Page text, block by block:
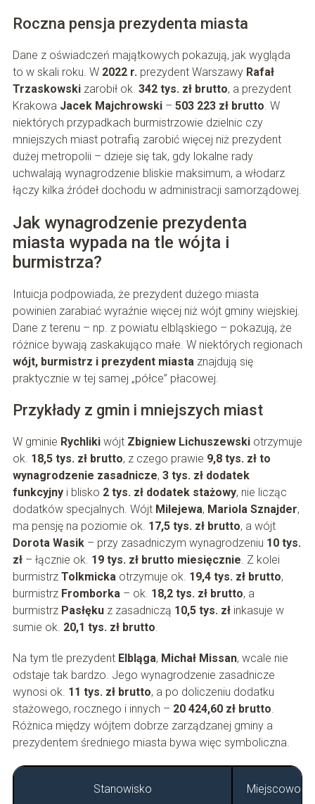
Roczna pensja prezydenta miasta
Dane z oświadczeń majątkowych pokazują, jak wygląda
to w skali roku. W 2022 r.prezydent Warszawy Rafał
Trzaskowskizarobił ok. 342 tys. zł brutto, a prezydent
Krakowa Jacek Majchrowski– 503 223 zł brutto. W
niektórych przypadkach burmistrzowie dzielnic czy
mniejszych miast potrafią zarobić więcej niż prezydent
dużej metropolii – dzieje się tak, gdy lokalne rady
uchwalają wynagrodzenie bliskie maksimum, a włodarz
łączy kilka źródeł dochodu w administracji samorządowej.
Jak wynagrodzenie prezydenta
miasta wypada na tle wójta i
burmistrza?
Intuicja podpowiada, że prezydent dużego miasta
powinien zarabiać wyraźnie więcej niż wójt gminy wiejskiej.
Dane z terenu – np. z powiatu elbląskiego – pokazują, że
różnice bywają zaskakująco małe. W niektórych regionach
wójt, burmistrz i prezydent miastaznajdują się
praktycznie w tej samej „półce” płacowej.
Przykłady z gmin i mniejszych miast
W gminie Rychlikiwójt Zbigniew Lichuszewskiotrzymuje
ok. 18,5 tys. zł brutto, z czego prawie 9,8 tys. zł to
wynagrodzenie zasadnicze, 3 tys. zł dodatek
funkcyjnyi blisko 2 tys. zł dodatek stażowy, nie licząc
dodatków specjalnych. Wójt Milejewa, Mariola Sznajder,
ma pensję na poziomie ok. 17,5 tys. zł brutto, a wójt
Dorota Wasik– przy zasadniczym wynagrodzeniu 10 tys.
zł– łącznie ok. 19 tys. zł brutto miesięcznie. Z kolei
burmistrz Tolkmickaotrzymuje ok. 19,4 tys. zł brutto,
burmistrz Fromborka– ok. 18,2 tys. zł brutto, a
burmistrz Pasłękuz zasadniczą 10,5 tys. złinkasuje w
sumie ok. 20,1 tys. zł brutto.
Na tym tle prezydent Elbląga, Michał Missan, wcale nie
odstaje tak bardzo. Jego wynagrodzenie zasadnicze
wynosi ok. 11 tys. zł brutto, a po doliczeniu dodatku
stażowego, rocznego i innych – 20 424,60 zł brutto.
Różnica między wójtem dobrze zarządzanej gminy a
prezydentem średniego miasta bywa więc symboliczna.
Stanowisko Miejscowość